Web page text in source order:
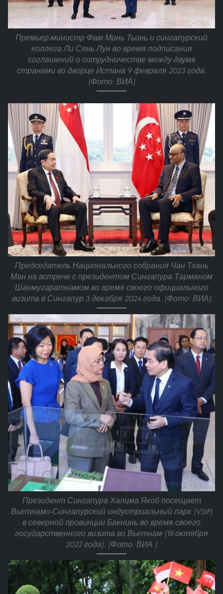
Премьер-министр Фам Минь Тьинь и сингапурский
коллега Ли Сянь Лун во время подписания
соглашений о сотрудничестве между двумя
странами во дворце Истана 9 февраля 2023 года.
(Фото: ВИА)
Председатель Национального собрания Чан Тхань
Ман на встрече с президентом Сингапура Тарманом
Шанмугаратнамом во время своего официального
визита в Сингапур 3 декабря 2024 года. (Фото: ВИА)
Президент Сингапура Халима Якоб посещает
Вьетнамо-Сингапурский индустриальный парк (VSIP)
в северной провинции Бакнинь во время своего
государственного визита во Вьетнам (18 октября
2022 года). (Фото: ВИА )